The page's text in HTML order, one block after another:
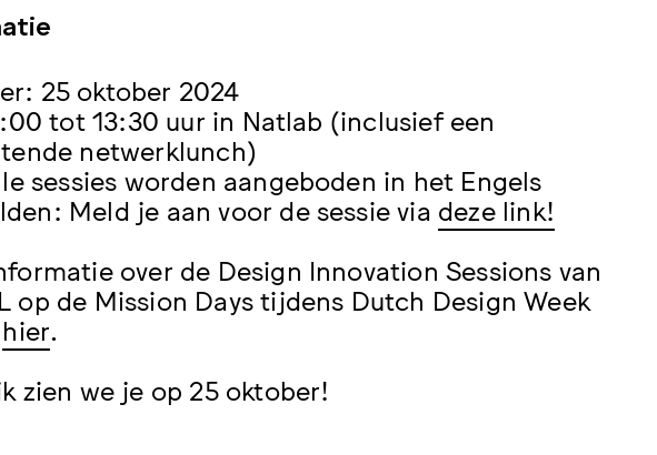
25 oktober 2024
tot 13:30 uur in Natlab (inclusief een
netwerklunch)
sessies worden aangeboden in het Engels
Meld je aan voor de sessie via deze link!
over de Design Innovation Sessions van
op de Mission Days tijdens Dutch Design Week
hier.
zien we je op 25 oktober!